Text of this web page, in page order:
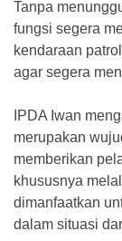
Tanpa
fungsi segera
kendaraan
agar segera
IPDA Iwan
merupakan
memberikan
khususnya
dimanfaatkan
dalam situasi